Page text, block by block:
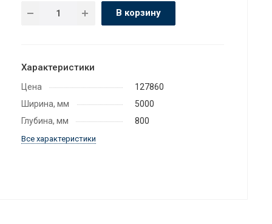
В корзину
Характеристики
Цена
127860
Ширина, мм
5000
Глубина, мм
800
Все характеристики